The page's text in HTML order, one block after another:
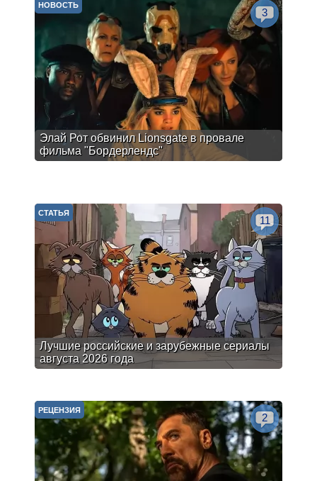
Элай Рот обвинил Lionsgate в провале
фильма "Бордерлендс"
НОВОСТЬ
3
Лучшие российские и зарубежные сериалы
августа 2026 года
СТАТЬЯ
11
РЕЦЕНЗИЯ
2